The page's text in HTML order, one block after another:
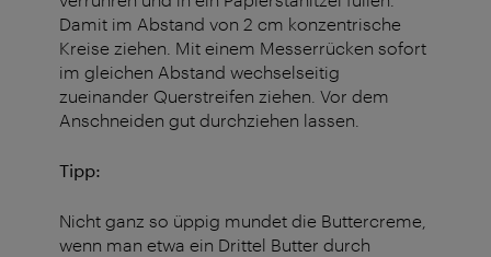
Damit im Abstand von 2 cm konzentrische
Kreise ziehen. Mit einem Messerrücken sofort
im gleichen Abstand wechselseitig
zueinander Querstreifen ziehen. Vor dem
Anschneiden gut durchziehen lassen.
Tipp:
Nicht ganz so üppig mundet die Buttercreme,
wenn man etwa ein Drittel Butter durch